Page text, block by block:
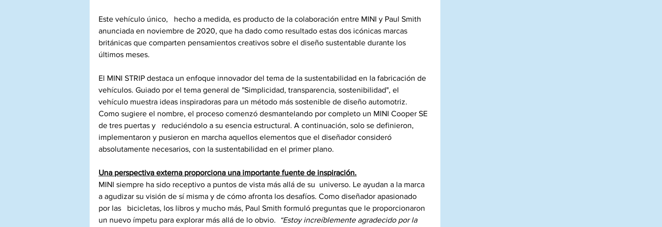
Este vehículo único,   hecho a medida, es producto de la colaboración entre MINI y Paul Smith
anunciada en noviembre de 2020, que ha dado como resultado estas dos icónicas marcas
británicas que comparten pensamientos creativos sobre el diseño sustentable durante los
últimos meses.
El MINI STRIP destaca un enfoque innovador del tema de la sustentabilidad en la fabricación de
vehículos. Guiado por el tema general de "Simplicidad, transparencia, sostenibilidad", el
vehículo muestra ideas inspiradoras para un método más sostenible de diseño automotriz.
Como sugiere el nombre, el proceso comenzó desmantelando por completo un MINI Cooper SE
de tres puertas y   reduciéndolo a su esencia estructural. A continuación, solo se definieron,
implementaron y pusieron en marcha aquellos elementos que el diseñador consideró
absolutamente necesarios, con la sustentabilidad en el primer plano.
Una perspectiva externa proporciona una importante fuente de inspiración.
MINI siempre ha sido receptivo a puntos de vista más allá de su  universo. Le ayudan a la marca
a agudizar su visión de sí misma y de cómo afronta los desafíos. Como diseñador apasionado
por las   bicicletas, los libros y mucho más, Paul Smith formuló preguntas que le proporcionaron
un nuevo ímpetu para explorar más allá de lo obvio.
“Estoy increíblemente agradecido por la